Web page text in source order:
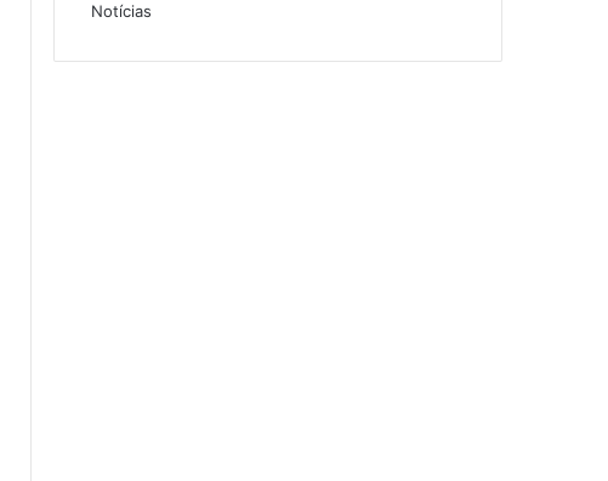
Notícias